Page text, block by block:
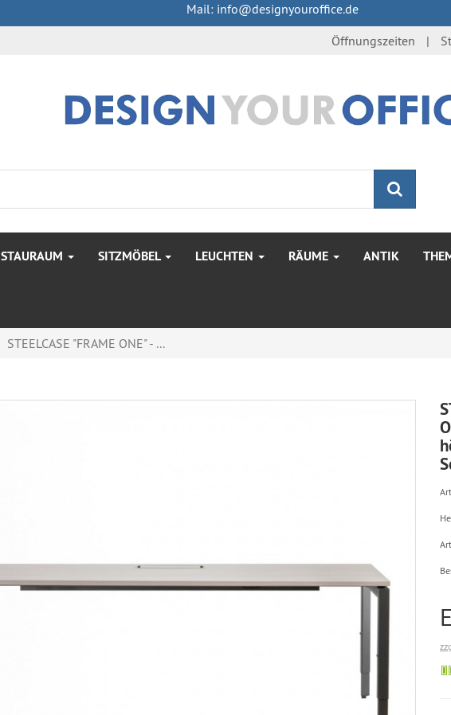
Mail: info@designyouroffice.de
Öffnungszeiten
STAURAUM SITZMÖBEL LEUCHTEN RÄUME ANTIK
STEELCASE "FRAME ONE" - ...